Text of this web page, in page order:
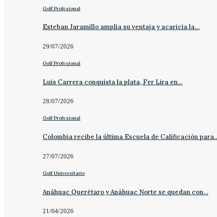
Golf Profesional
Esteban Jaramillo amplía su ventaja y acaricia la…
29/07/2026
Golf Profesional
Luis Carrera conquista la plata, Fer Lira en…
28/07/2026
Golf Profesional
Colombia recibe la última Escuela de Calificación
27/07/2026
Golf Universitario
Anáhuac Querétaro y Anáhuac Norte se quedan con…
21/04/2026